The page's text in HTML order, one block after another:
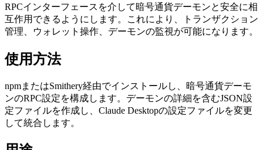
RPCインターフェースを介して暗号通貨デーモンと安全に相
互作用できるようにします。これにより、トランザクション
管理、ウォレット操作、デーモンの監視が可能になります。
使用方法
npmまたはSmithery経由でインストールし、暗号通貨デーモ
ンのRPC設定を構成します。デーモンの詳細を含むJSON設
定ファイルを作成し、Claude Desktopの設定ファイルを変更
して統合します。